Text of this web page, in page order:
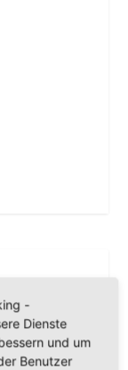
+
-
Dienste
und um
Benutzer